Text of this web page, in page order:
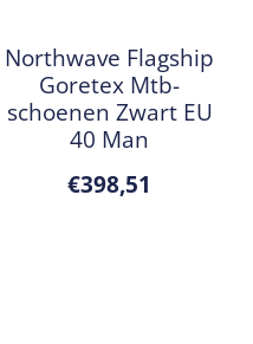
Northwave Flagship
Goretex Mtb-
schoenen Zwart EU
40 Man
€398,51